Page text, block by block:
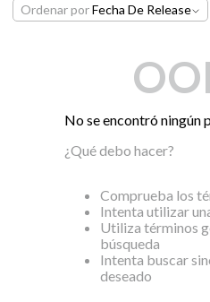
Ordenar porFecha De Release
No se encontró ningún
¿Qué debo hacer?
Comprueba los
Intenta utilizar
Utiliza términos
búsqueda
Intenta buscar
deseado